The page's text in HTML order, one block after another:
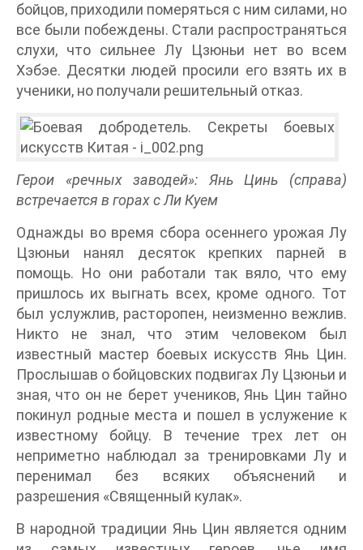
бойцов, приходили померяться с ним силами, но
все были побеждены. Стали распространяться
слухи, что сильнее Лу Цзюньи нет во всем
Хэбэе. Десятки людей просили его взять их в
ученики, но получали решительный отказ.
Герои «речных заводей»: Янь Цинь (справа)
встречается в горах с Ли Куем
Однажды во время сбора осеннего урожая Лу
Цзюньи нанял десяток крепких парней в
помощь. Но они работали так вяло, что ему
пришлось их выгнать всех, кроме одного. Тот
был услужлив, расторопен, неизменно вежлив.
Никто не знал, что этим человеком был
известный мастер боевых искусств Янь Цин.
Прослышав о бойцовских подвигах Лу Цзюньи и
зная, что он не берет учеников, Янь Цин тайно
покинул родные места и пошел в услужение к
известному бойцу. В течение трех лет он
неприметно наблюдал за тренировками Лу и
перенимал без всяких объяснений и
разрешения «Священный кулак».
В народной традиции Янь Цин является одним